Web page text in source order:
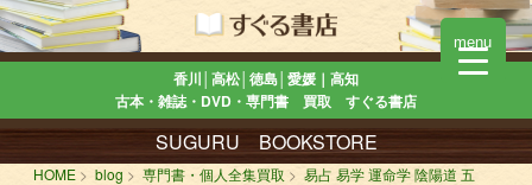
香川│高松│徳島│愛媛｜高知
古本・雑誌・DVD・専門書 買取 すぐる書店
SUGURU BOOKSTORE
HOME blog 専門書・個人全集買取
易占 易学 運命学 陰陽道 五
menu